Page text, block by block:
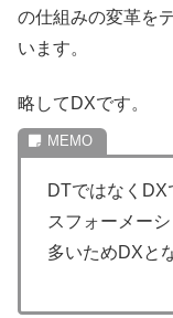
の仕組みの変革を
います。
略してDXです。
DTではなく
スフォーメー
多いためDXと